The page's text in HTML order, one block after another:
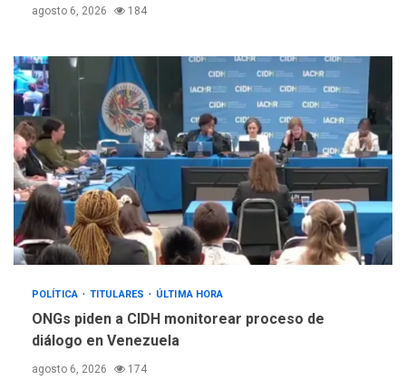
agosto 6, 2026 184
POLÍTICA TITULARES ÚLTIMA HORA
ONGs piden a CIDH monitorear proceso de
diálogo en Venezuela
agosto 6, 2026 174